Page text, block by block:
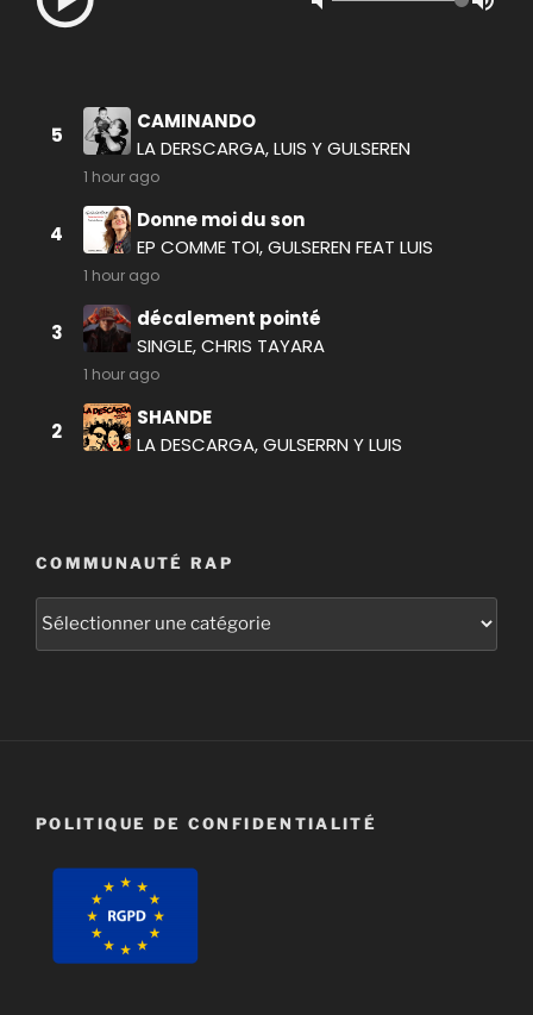
COMMUNAUTÉ RAP
POLITIQUE DE CONFIDENTIALITÉ